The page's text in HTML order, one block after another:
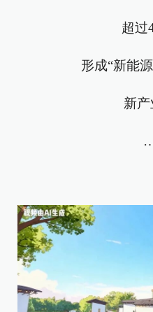
超过
形成“新能
新